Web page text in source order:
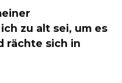
zu alt sei, um es
rächte sich in